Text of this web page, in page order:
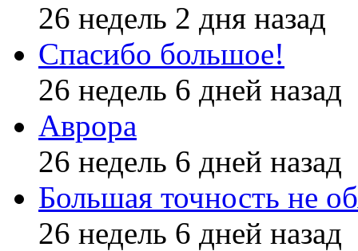
26 недель 2 дня назад
Спасибо большое!
26 недель 6 дней назад
Аврора
26 недель 6 дней назад
Большая точность не
26 недель 6 дней назад